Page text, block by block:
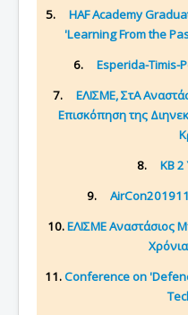
5. HAF Academy
'Learning From the
6. Esperida-Timis-
7. ΕΛΙΣΜΕ, ΣτΑ
Επισκόπηση της
8. KB 2
9.
10.ΕΛΙΣΜΕ Αναστάσιος
11.Conference on